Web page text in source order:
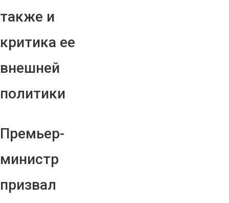
также и
критика ее
внешней
политики
Премьер-
министр
призвал